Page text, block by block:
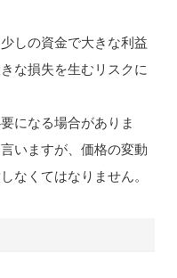
しの資金で大きな利益
な損失を生むリスクに
になる場合がありま
いますが、価格の変動
なくてはなりません。